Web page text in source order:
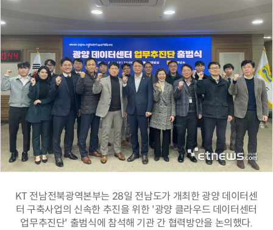
KT 전남전북광역본부는 28일 전남도가 개최한 광양 데이터센
터 구축사업의 신속한 추진을 위한 '광양 클라우드 데이터센터
업무추진단' 출범식에 참석해 기관 간 협력방안을 논의했다.